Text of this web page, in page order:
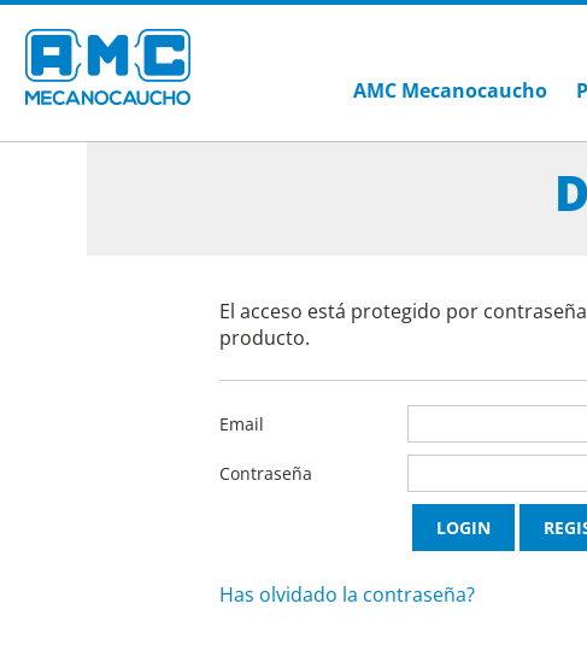
AMC Mecanocaucho
El acceso está protegido por
producto.
Email
Contraseña
Has olvidado la contraseña?